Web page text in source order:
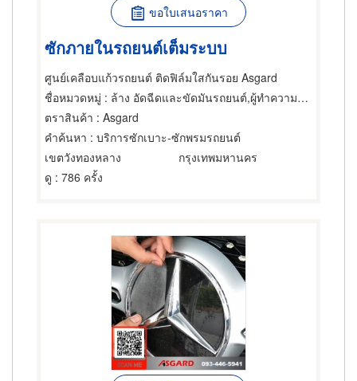
ขอใบเสนอราคา
ซักภายในรถยนต์เต็มระบบ
ศูนย์เคลือบแก้วรถยนต์ ติดฟิล์มใสกันรอย Asgard
ชื่อหมวดหมู่ : ล้าง อัดฉีดและขัดมันรถยนต์,ผู้ทำความสะอาดพรมและเบาะ,พรมและเบาะ-อุปกรณ์และเครื่องใช้ทำความสะอาด
ตราสินค้า : Asgard
คำค้นหา : บริการซักเบาะ-ซักพรมรถยนต์
เขตวังทองหลาง
กรุงเทพมหานคร
ดู : 786 ครั้ง